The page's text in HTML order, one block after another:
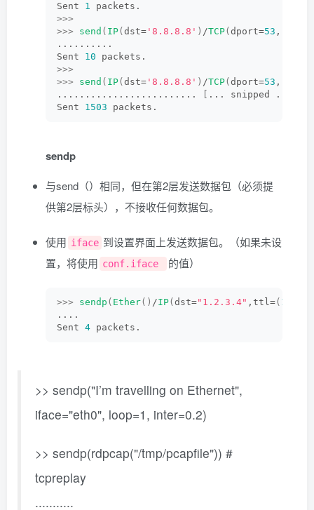
Sent 1
packets.
>>>
>>>
send ( IP(dst= '8.8.8.8' ) /TCP(dport=53 ,
..........
Sent 10 packets.
>>>
>>>
send ( IP(dst= '8.8.8.8' ) /TCP(dport=53 ,
.........................
[ ... snipped ...
Sent 1503 packets.
sendp
与send（）相同，但在第2层发送数据包（必须提
供第2层标头），不接收任何数据包。
使用 iface 到设置界面上发送数据包。（如果未设
置，将使用 conf.iface 的值）
>>> sendp ( Ether() /IP(dst="1.2.3.4" ,ttl=( 1
....
Sent 4 packets.
>> sendp("I’m travelling on Ethernet",
iface="eth0", loop=1, inter=0.2)
>> sendp(rdpcap("/tmp/pcapfile")) #
tcpreplay
...........